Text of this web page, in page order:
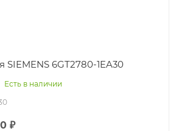
SIEMENS 6GT2780-1EA30
Есть в наличии
₽